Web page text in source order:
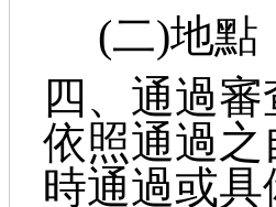
(二)地點
四、通過
依照通過
時通過或